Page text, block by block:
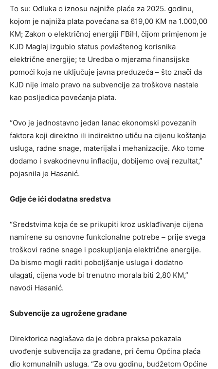
To su: Odluka o iznosu najniže plaće za 2025. godinu,
kojom je najniža plata povećana sa 619,00 KM na 1.000,00
KM; Zakon o električnoj energiji FBiH, čijom primjenom je
KJD Maglaj izgubio status povlaštenog korisnika
električne energije; te Uredba o mjerama finansijske
pomoći koja ne uključuje javna preduzeća – što znači da
KJD nije imalo pravo na subvencije za troškove nastale
kao posljedica povećanja plata.
“Ovo je jednostavno jedan lanac ekonomski povezanih
faktora koji direktno ili indirektno utiču na cijenu koštanja
usluga, radne snage, materijala i mehanizacije. Ako tome
dodamo i svakodnevnu inflaciju, dobijemo ovaj rezultat,”
pojasnila je Hasanić.
Gdje će ići dodatna sredstva
“Sredstvima koja će se prikupiti kroz usklađivanje cijena
namirene su osnovne funkcionalne potrebe – prije svega
troškovi radne snage i poskupljenja električne energije.
Da bismo mogli raditi poboljšanje usluga i dodatno
ulagati, cijena vode bi trenutno morala biti 2,80 KM,”
navodi Hasanić.
Subvencije za ugrožene građane
Direktorica naglašava da je dobra praksa pokazala
uvođenje subvencija za građane, pri čemu Općina plaća
dio komunalnih usluga. “Za ovu godinu, budžetom Općine